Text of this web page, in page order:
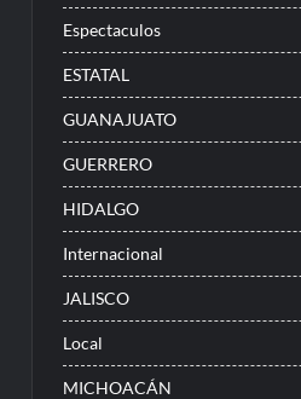
Espectaculos
ESTATAL
GUANAJUATO
GUERRERO
HIDALGO
Internacional
JALISCO
Local
MICHOACÁN